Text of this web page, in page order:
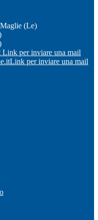
(Le)
Link per inviare una mail
Link per inviare una mail